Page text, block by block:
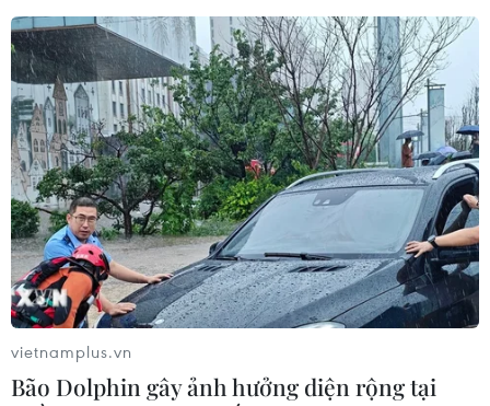
vietnamplus.vn
Bão Dolphin gây ảnh hưởng diện rộng tại